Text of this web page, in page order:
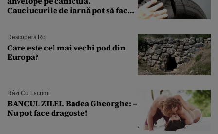
Cauciucurile de iarnă pot să facă
Descopera.ro
Care este cel mai vechi pod din
Europa?
Râzi Cu Lacrimi
BANCUL ZILEI. Badea Gheorghe: –
Nu pot face dragoste!